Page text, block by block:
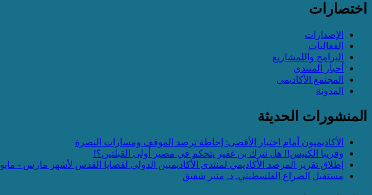
اختصارات
الإصدارات
الفعاليات
البرامج واللمشاريع
أخبار المنتدى
المجتمع الأكاديمي
المدونة
المنشورات الحديثة
الأكاديميون أمام اختبار الأقصى: إحاطة ترصد الموقف ومسارات النصرة
وقريبا الكنيس!! هل نترك بن غفير يتحكم في مصير أولى القبلتين؟!
إطلاق تقرير المرصد الأكاديمي لمنتدى الأكاديميين الدولي لقضايا القدس لأشهر مارس - مايو 2026
مستقبل الصراع الفلسطيني. د. منير شفيق